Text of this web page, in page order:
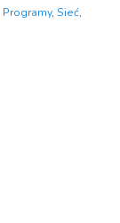
Programy, Sieć,